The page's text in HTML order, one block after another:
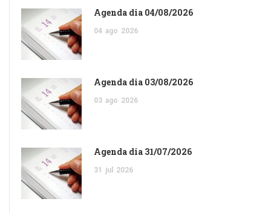
Agenda dia 04/08/2026
04 ago 2026
Agenda dia 03/08/2026
03 ago 2026
Agenda dia 31/07/2026
31 jul 2026